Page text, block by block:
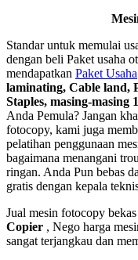
Standar untuk memulai
dengan beli Paket usaha
mendapatkan Paket Usaha
laminating, Cable land,
Staples, masing-masing
Anda Pemula? Jangan
fotocopy, kami juga
pelatihan penggunaan
bagaimana menangani
ringan. Anda Pun bebas
gratis dengan kepala
Jual mesin fotocopy
Copier , Nego harga
sangat terjangkau dan